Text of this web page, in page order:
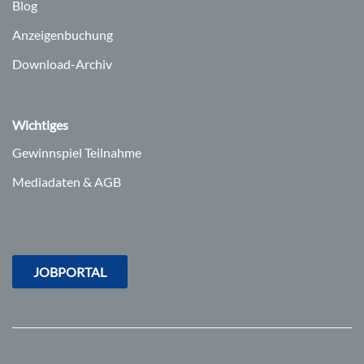
Blog
Anzeigenbuchung
Download-Archiv
Wichtiges
Gewinnspiel Teilnahme
Mediadaten & AGB
JOBPORTAL